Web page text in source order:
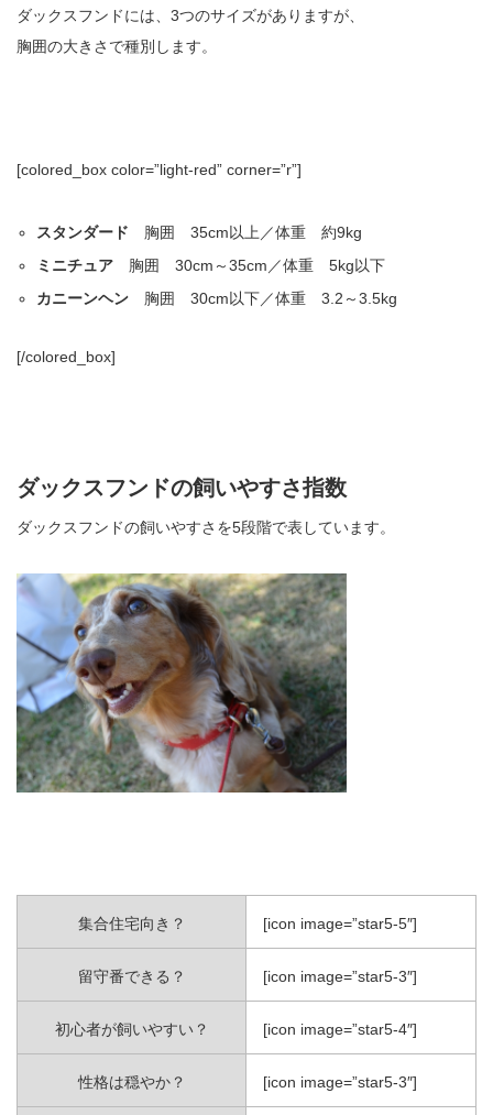
ダックスフンドには、3つのサイズがありますが、
胸囲の大きさで種別します。
[colored_box color=”light‐red” corner=”r”]
スタンダード 胸囲 35cm以上／体重 約9kg
ミニチュア 胸囲 30cm～35cm／体重 5kg以下
カニーンヘン 胸囲 30cm以下／体重 3.2～3.5kg
[/colored_box]
ダックスフンドの飼いやすさ指数
ダックスフンドの飼いやすさを5段階で表しています。
集合住宅向き？ [icon image=”star5-5″]
留守番できる？ [icon image=”star5-3″]
初心者が飼いやすい？ [icon image=”star5-4″]
性格は穏やか？ [icon image=”star5-3″]